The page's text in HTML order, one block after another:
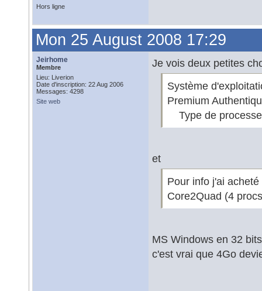
Hors ligne
Mon 25 August 2008 17:29
Jeirhome
Membre
Lieu: Liverion
Date d'inscription: 22 Aug 2006
Messages: 4298
Site web
Je vois deux petites
Système
Premium
Type de
et
Pour info j'ai
Core2Quad (4
MS Windows en 32
c'est vrai que 4Go